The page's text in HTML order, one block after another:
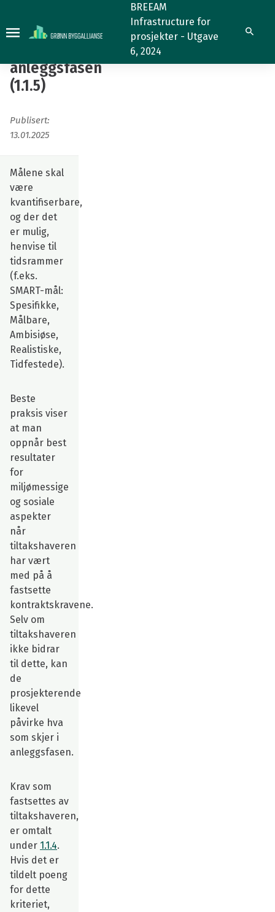
for
anleggsfasen
(1.1.5)
BREEAM
Infrastructure for
prosjekter - Utgave
6, 2024
Søk
Bærekraftsmål
anleggsfasen
(1.1.5)
Publisert:
13.01.2025
Målene skal
være
kvantifiserbare,
og der det
er mulig,
henvise til
tidsrammer
(f.eks.
SMART-mål:
Spesifikke,
Målbare,
Ambisiøse,
Realistiske,
Tidfestede).
Beste
praksis viser
at man
oppnår best
resultater
for
miljømessige
og sosiale
aspekter
når
tiltakshaveren
har vært
med på å
fastsette
kontraktskravene.
Selv om
tiltakshaveren
ikke bidrar
til dette, kan
de
prosjekterende
likevel
påvirke hva
som skjer i
anleggsfasen.
Krav som
fastsettes av
tiltakshaveren,
er omtalt
under 1.1.4.
Hvis det er
tildelt poeng
for dette
kriteriet,